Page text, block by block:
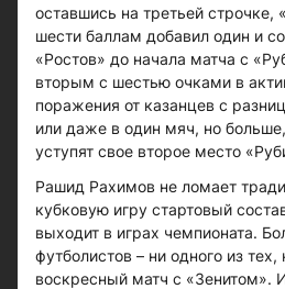
оставшись на третьей строчке,
шести баллам добавил один и
«Ростов» до начала матча с
вторым с шестью очками в
поражения от казанцев с
или даже в один мяч, но
уступят свое второе место
Рашид Рахимов не ломает
кубковую игру стартовый
выходит в играх чемпионата.
футболистов – ни одного из тех,
воскресный матч с «Зенитом».